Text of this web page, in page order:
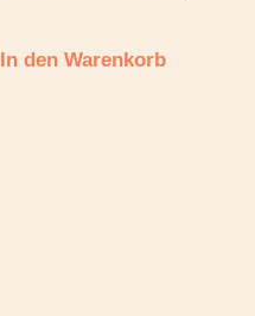
In den Warenkorb